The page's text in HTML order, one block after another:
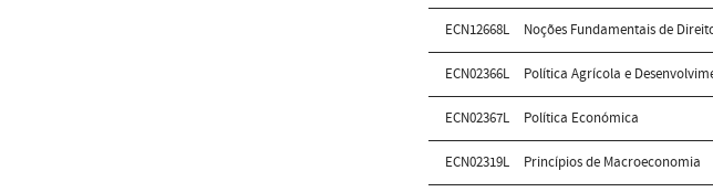
ECN12668L Noções Fundamentais de
ECN02366L Política Agrícola e
ECN02367L Política Económica
ECN02319L Princípios de Macroeconomia